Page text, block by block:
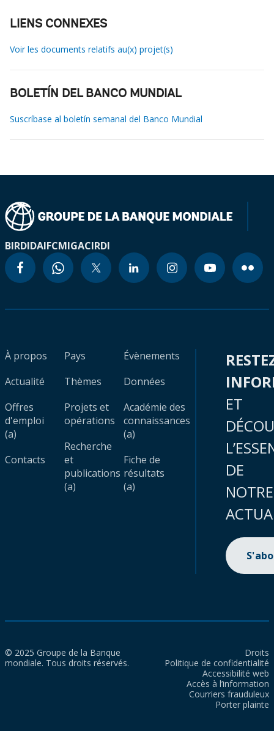
LIENS CONNEXES
Voir les documents relatifs au(x) projet(s)
BOLETÍN DEL BANCO MUNDIAL
Suscríbase al boletín semanal del Banco Mundial
BIRDIDAIFCMIGACIRDI
À propos
Actualité
Offres
d'emploi
(a)
Contacts
Pays
Thèmes
Projets et
opérations
Recherche
et
publications
(a)
Évènements
Données
Académie des
connaissances
(a)
Fiche de
résultats
(a)
ET
DE
NOTRE
© 2025 Groupe de la Banque
mondiale. Tous droits réservés.
Droits
Politique de confidentialité
Accessibilité web
Accès à l’information
Courriers frauduleux
Porter plainte